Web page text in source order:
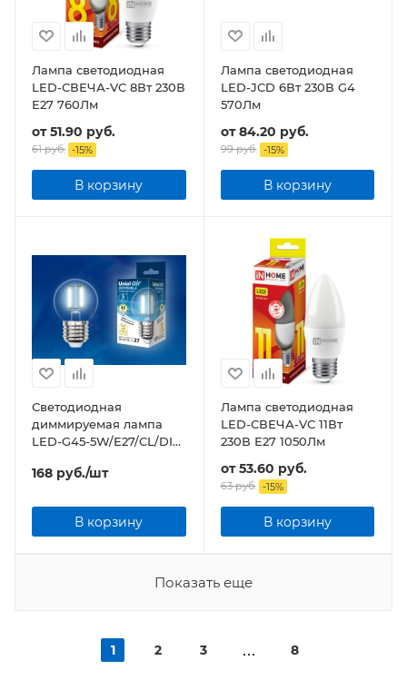
Лампа светодиодная
LED-СВЕЧА-VC 8Вт 230В
Е27 760Лм
от51.90 руб.
61 руб. -15%
В корзину
Лампа светодиодная
LED-JCD 6Вт 230В G4
570Лм
от84.20 руб.
99 руб. -15%
В корзину
Светодиодная
диммируемая лампа
LED-G45-5W/E27/CL/DIM
168 руб./шт
В корзину
Лампа светодиодная
LED-СВЕЧА-VC 11Вт
230В Е27 1050Лм
от53.60 руб.
63 руб. -15%
В корзину
Показать еще
1 2 3 8